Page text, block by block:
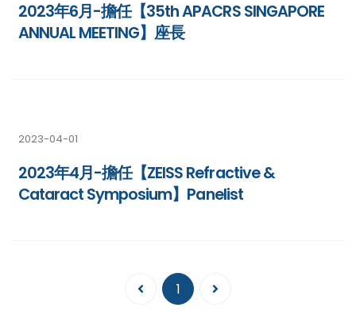
2023年6月-擔任【35th APACRS SINGAPORE
ANNUAL MEETING】座長
2023-04-01
2023年4月-擔任【ZEISS Refractive &
Cataract Symposium】Panelist
1